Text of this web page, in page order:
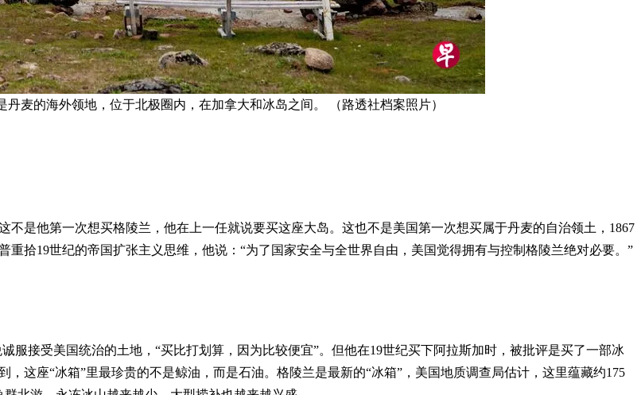
麦的海外领地，位于北极圈内，在加拿大和冰岛之间。 （路透社档案照片）
是他第一次想买格陵兰，他在上一任就说要买这座大岛。这也不是美国第一次想买属于丹麦的自治领土，1867
拾19世纪的帝国扩张主义思维，他说：“为了国家安全与全世界自由，美国觉得拥有与控制格陵兰绝对必要。”
服接受美国统治的土地，“买比打划算，因为比较便宜”。但他在19世纪买下阿拉斯加时，被批评是买了一部冰
这座“冰箱”里最珍贵的不是鲸油，而是石油。格陵兰是最新的“冰箱”，美国地质调查局估计，这里蕴藏约175